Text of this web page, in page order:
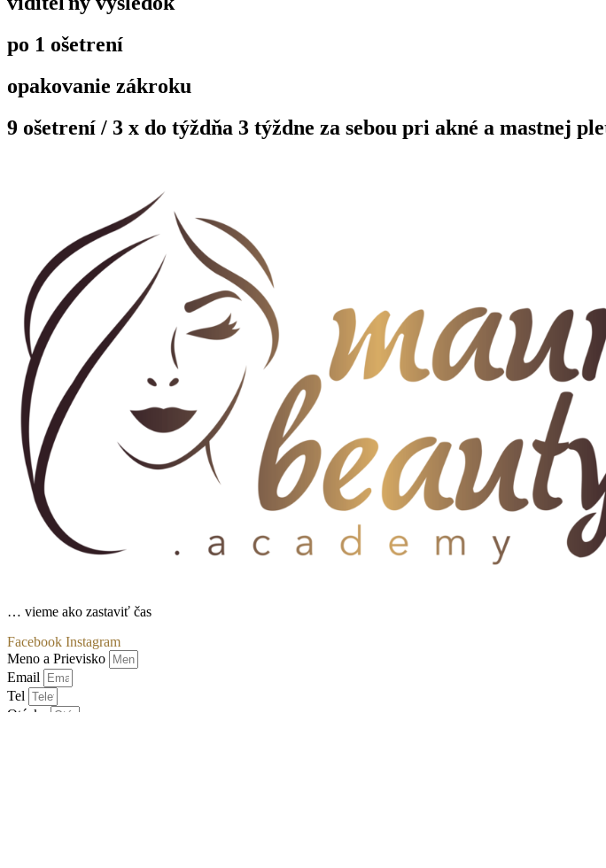
po 1 ošetrení
opakovanie zákroku
9 ošetrení / 3 x do týždňa 3 týždne za sebou pri akné a mastnej
… vieme ako zastaviť čas
Facebook Instagram
Meno a Prievisko
Email
Tel
Otázka